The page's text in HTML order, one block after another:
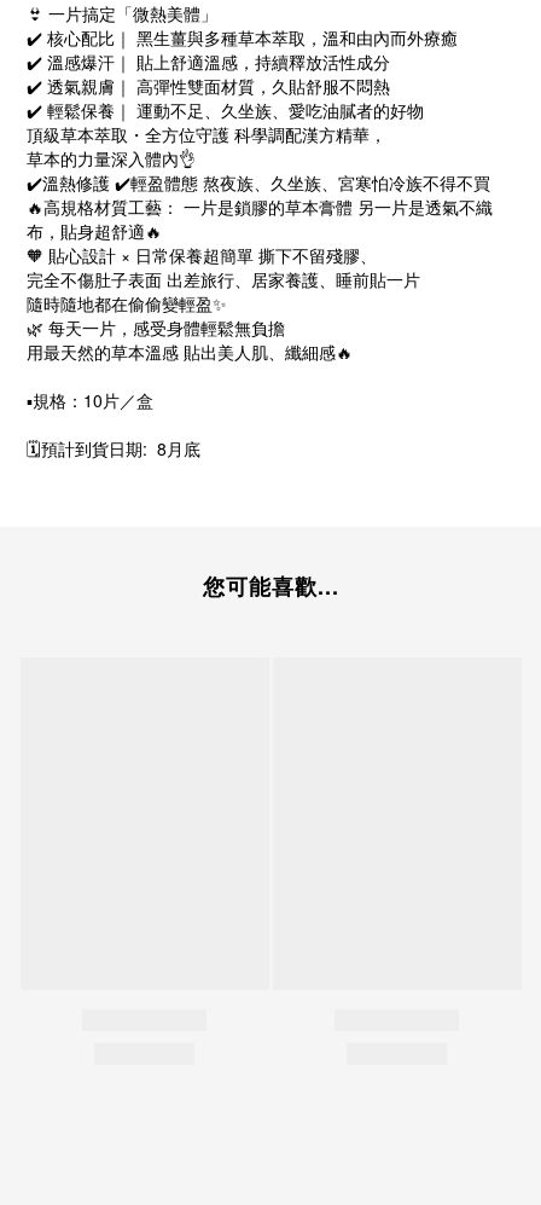
👙 一片搞定「微熱美體」
✔️ 核心配比｜ 黑生薑與多種草本萃取，溫和由內而外療癒
✔️ 溫感爆汗｜ 貼上舒適溫感，持續釋放活性成分
✔️ 透氣親膚｜ 高彈性雙面材質，久貼舒服不悶熱
✔️ 輕鬆保養｜ 運動不足、久坐族、愛吃油膩者的好物
頂級草本萃取・全方位守護 科學調配漢方精華，
草本的力量深入體內👌
✔️溫熱修護 ✔️輕盈體態 熬夜族、久坐族、宮寒怕冷族不得不買
🔥高規格材質工藝： 一片是鎖膠的草本膏體 另一片是透氣不織
布，貼身超舒適🔥
🧡 貼心設計 × 日常保養超簡單 撕下不留殘膠、
完全不傷肚子表面 出差旅行、居家養護、睡前貼一片
隨時隨地都在偷偷變輕盈✨
🌿 每天一片，感受身體輕鬆無負擔
用最天然的草本溫感 貼出美人肌、纖細感🔥
▪️規格：10片／盒
🗓️預計到貨日期: 8月底
您可能喜歡...